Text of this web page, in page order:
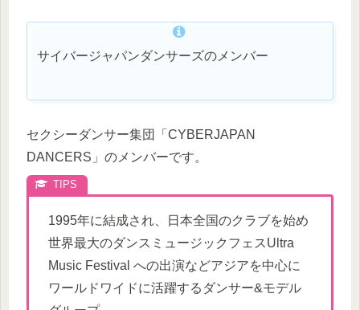
サイバージャパンダンサーズのメンバー
セクシーダンサー集団「CYBERJAPAN
DANCERS」のメンバーです。
1995年に結成され、日本全国のクラブを始め
世界最大のダンスミュージックフェスUltra
Music Festival への出演などアジアを中心に
ワールドワイドに活躍するダンサー&モデル